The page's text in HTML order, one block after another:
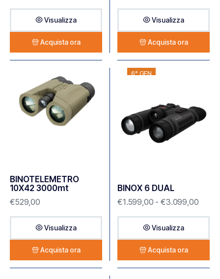
Visualizza
Acquista ora
Visualizza
Acquista ora
BINOTELEMETRO
10X42 3000mt
€529,00
Visualizza
Acquista ora
6° GEN
BINOX 6 DUAL
€1.599,00 - €3.099,00
Visualizza
Acquista ora